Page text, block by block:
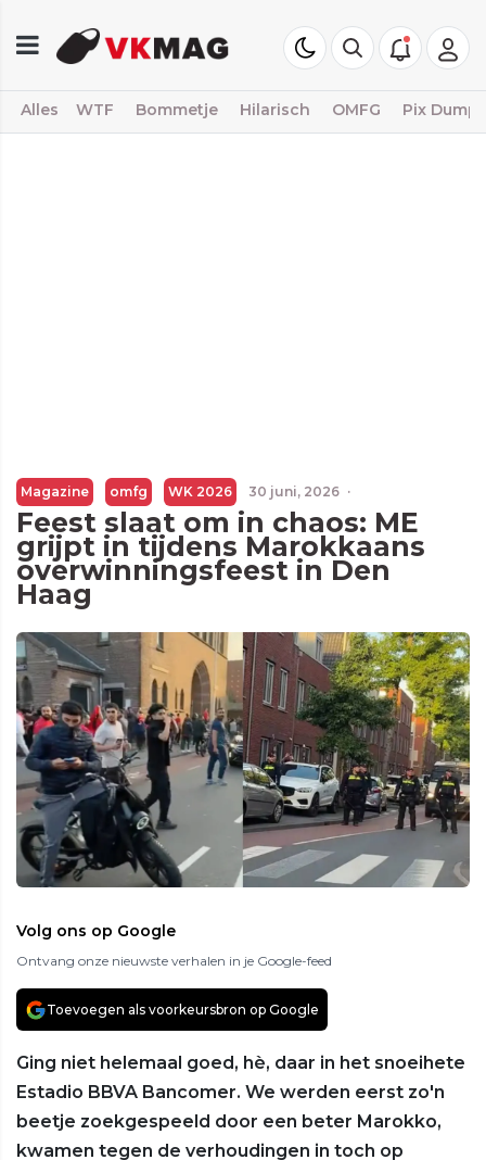
Alles WTF Bommetje Hilarisch OMFG Pix Dump
Magazine omfg WK 2026 30 juni, 2026 ·
Feest slaat om in chaos: ME
grijpt in tijdens Marokkaans
overwinningsfeest in Den
Haag
Volg ons op Google
Ontvang onze nieuwste verhalen in je Google-feed
Toevoegen als voorkeursbron op Google
Ging niet helemaal goed, hè, daar in het snoeihete
Estadio BBVA Bancomer. We werden eerst zo'n
beetje zoekgespeeld door een beter Marokko,
kwamen tegen de verhoudingen in toch op